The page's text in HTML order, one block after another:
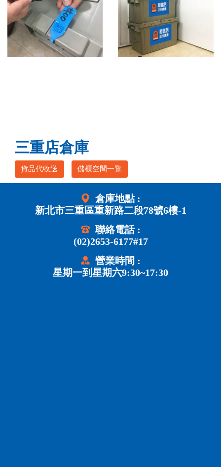
三重店倉庫
貨品代收送 儲櫃空間一覽
倉庫地點 :
新北市三重區重新路二段78號6樓-1
聯絡電話 :
(02)2653-6177#17
營業時間 :
星期一到星期六9:30~17:30